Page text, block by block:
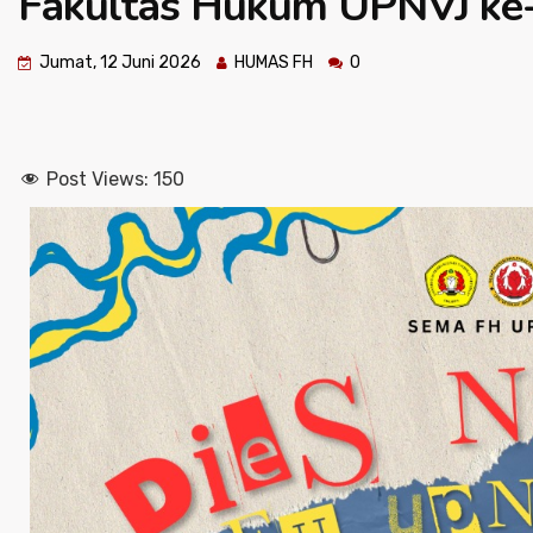
Jumat, 12 Juni 2026 HUMAS FH 0
Post Views: 150